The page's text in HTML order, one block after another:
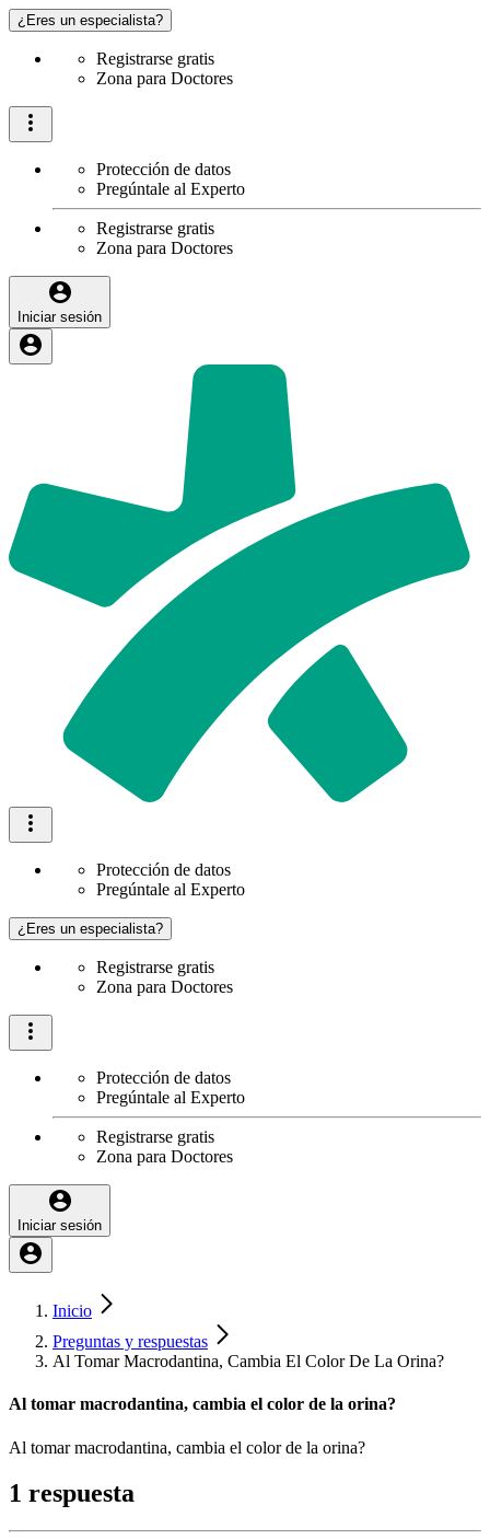
¿Eres un especialista?
Registrarse gratis
Zona para Doctores
Protección de datos
Pregúntale al Experto
Registrarse gratis
Zona para Doctores
Iniciar sesión
Protección de datos
Pregúntale al Experto
¿Eres un especialista?
Registrarse gratis
Zona para Doctores
Protección de datos
Pregúntale al Experto
Registrarse gratis
Zona para Doctores
Iniciar sesión
Inicio
Preguntas y respuestas
Al Tomar Macrodantina, Cambia El Color De La Orina?
Al tomar macrodantina, cambia el color de la orina?
Al tomar macrodantina, cambia el color de la orina?
1 respuesta